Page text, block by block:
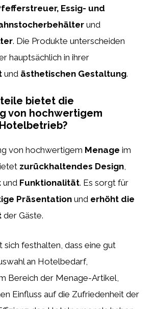
Essig- und
und
. Die Produkte unterscheiden
hauptsächlich in ihrer
und ästhetischen Gestaltung.
bietet die
von hochwertigem
von hochwertigem Menage im
zurückhaltendes Design,
und Funktionalität. Es sorgt für
Präsentation und erhöht die
der Gäste.
sich festhalten, dass eine gut
an Hotelbedarf,
Bereich der Menage-Artikel,
Einfluss auf die Zufriedenheit der